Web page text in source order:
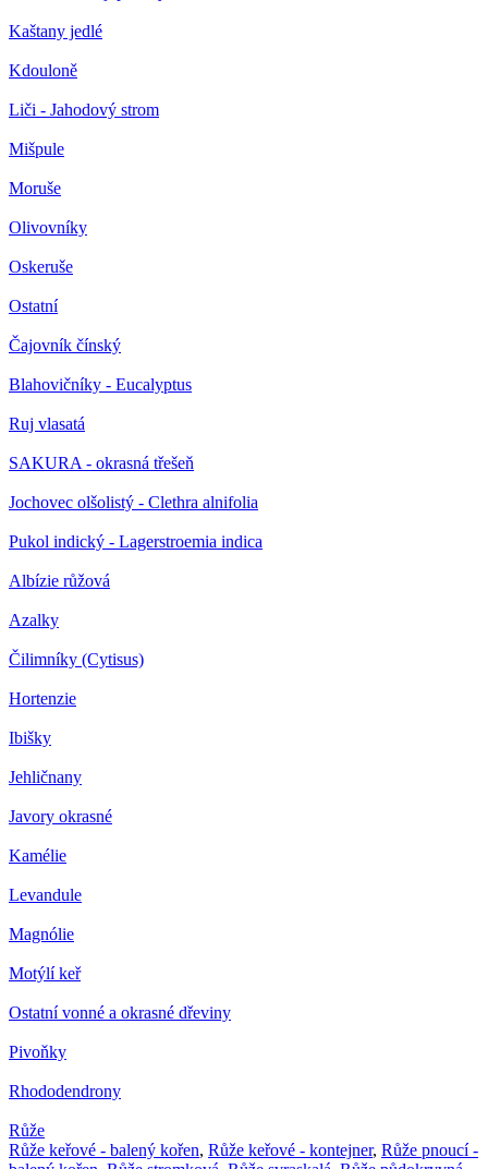
Kaštany jedlé
Kdouloně
Liči - Jahodový strom
Mišpule
Moruše
Olivovníky
Oskeruše
Ostatní
Čajovník čínský
Blahovičníky - Eucalyptus
Ruj vlasatá
SAKURA - okrasná třešeň
Jochovec olšolistý - Clethra alnifolia
Pukol indický - Lagerstroemia indica
Albízie růžová
Azalky
Čilimníky (Cytisus)
Hortenzie
Ibišky
Jehličnany
Javory okrasné
Kamélie
Levandule
Magnólie
Motýlí keř
Ostatní vonné a okrasné dřeviny
Pivoňky
Rhododendrony
Růže
Růže keřové - balený kořen, Růže keřové - kontejner, Růže pnoucí -